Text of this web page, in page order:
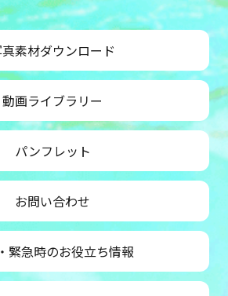
素材ダウンロード
動画ライブラリー
パンフレット
お問い合わせ
緊急時のお役立ち情報